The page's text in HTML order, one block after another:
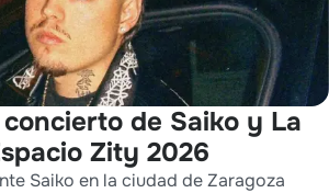
de Saiko y La
Zity 2026
Saiko en la ciudad de Zaragoza